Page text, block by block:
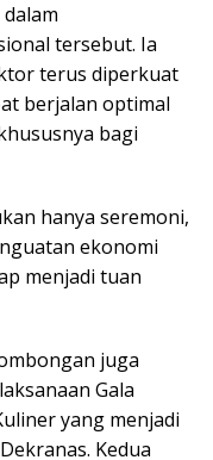
tersebut. Ia
terus diperkuat
berjalan optimal
bagi
hanya seremoni,
ekonomi
menjadi tuan
juga
Gala
yang menjadi
Kedua